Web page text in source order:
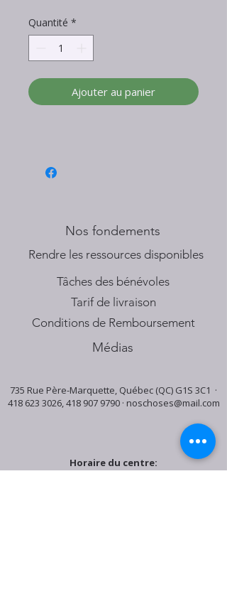
Quantité *
Ajouter au panier
Nos fondements
​Rendre les ressources disponibles
Tâches des bénévoles
Tarif de livraison
Conditions de Remboursement
Médias
735 Rue Père-Marquette, Québec (QC) G1S 3C1 ·
418 623 3026,418 907 9790· noschoses@mail.com
Horaire du centre: